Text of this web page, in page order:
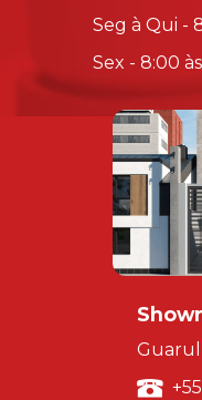
Seg à Qui -
Sex - 8:00